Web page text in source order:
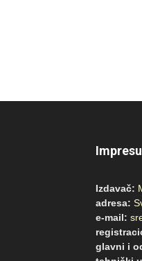
Izdavač:
adresa:
e-mail:
glavni i